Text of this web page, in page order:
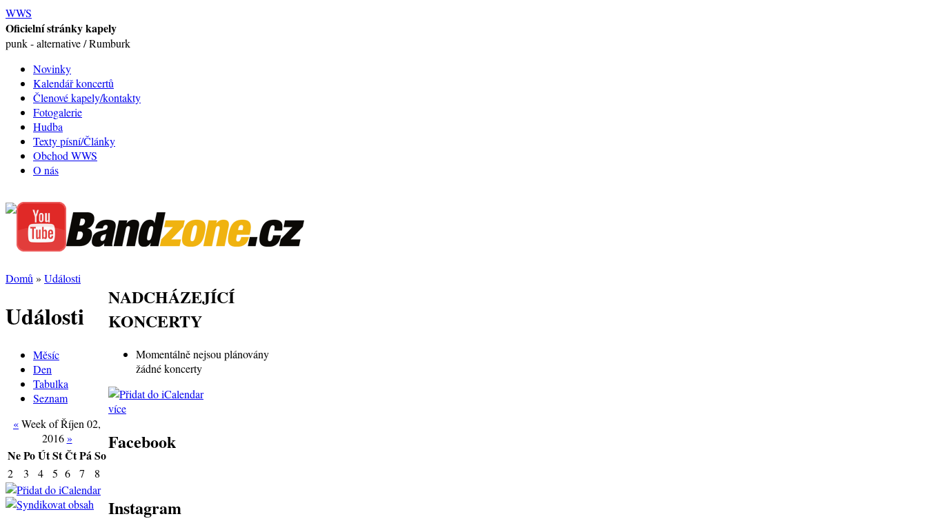
WWS
Oficielní stránky kapely
punk - alternative / Rumburk
Novinky
Kalendář koncertů
Členové kapely/kontakty
Fotogalerie
Hudba
Texty písní/Články
Obchod WWS
O nás
Domů » Události
Události
Měsíc
Den
Tabulka
Seznam
«Week of Říjen 02,
2016»
NePoÚtStČtPáSo
2 3 4 5 6 7 8
NADCHÁZEJÍCÍ
KONCERTY
Momentálně nejsou plánovány
žádné koncerty
více
Facebook
Instagram